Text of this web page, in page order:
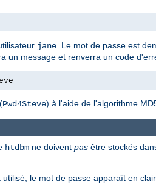
jane. Le mot de passe est
un message et renverra un code
Pwd4Steve) à l'aide de l'algorithme
htdbm ne doivent pas être stockés
le mot de passe apparaît en